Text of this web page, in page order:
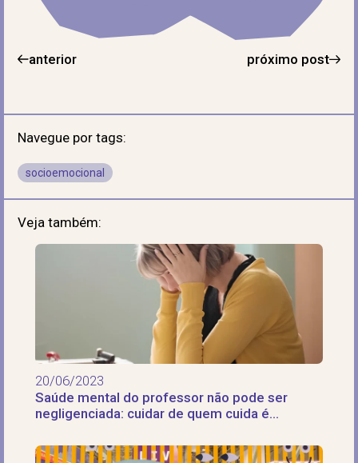
anterior próximo post
Navegue por tags:
socioemocional
Veja também:
20/06/2023
Saúde mental do professor não pode ser
negligenciada: cuidar de quem cuida é